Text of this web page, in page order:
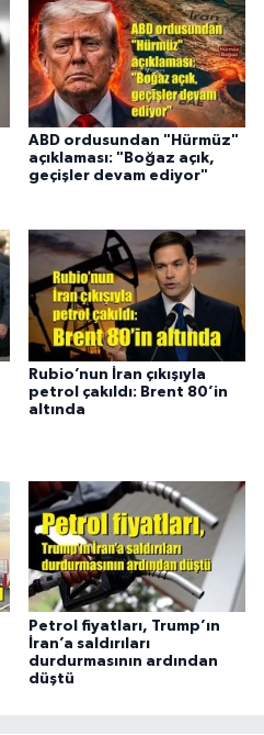
ABD ordusundan "Hürmüz"
açıklaması: "Boğaz açık,
geçişler devam ediyor"
Rubio’nun İran çıkışıyla
petrol çakıldı: Brent 80’in
altında
Petrol fiyatları, Trump’ın
İran’a saldırıları
durdurmasının ardından
düştü